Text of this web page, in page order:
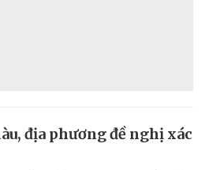
địa phương đề nghị xác